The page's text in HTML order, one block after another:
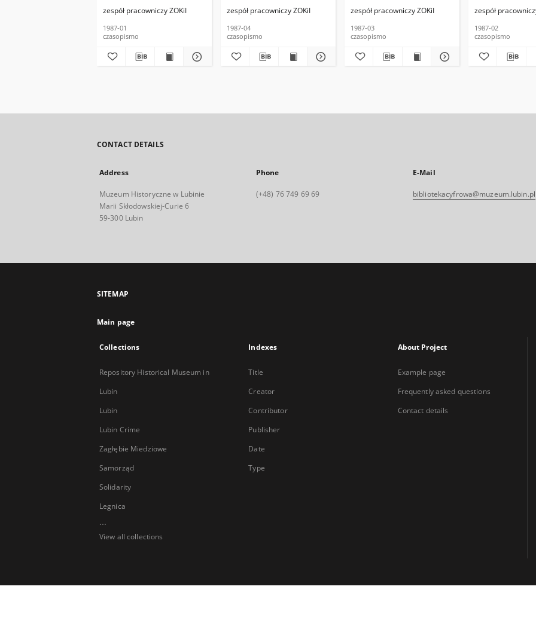
zespół pracowniczy ZOKiI
1987-01
czasopismo
zespół pracowniczy ZOKiI
1987-04
czasopismo
zespół pracowniczy ZOKiI
1987-03
czasopismo
zespół
1987-02
czasopismo
CONTACT DETAILS
Address
Muzeum Historyczne w Lubinie
Marii Skłodowskiej-Curie 6
59-300 Lubin
Phone
(+48) 76 749 69 69
E-Mail
bibliotekacyfrowa@muzeum.lubin.pl
SITEMAP
Main page
Collections
Repository Historical Museum in
Lubin
Lubin
Lubin Crime
Zagłębie Miedziowe
Samorząd
Solidarity
Legnica
...
View all collections
Indexes
Title
Creator
Contributor
Publisher
Date
Type
About Project
Example page
Frequently asked questions
Contact details